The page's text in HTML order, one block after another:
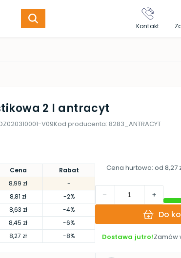
Kontakt
2 l antracyt
V09Kod producenta: 8283_ANTRACYT
Cena
Rabat
8,99 zł
-
8,81 zł
-2%
8,63 zł
-4%
8,45 zł
-6%
8,27 zł -8%
Cena hurtowa: od 8,27
Do
Dostawa jutro!Zamów